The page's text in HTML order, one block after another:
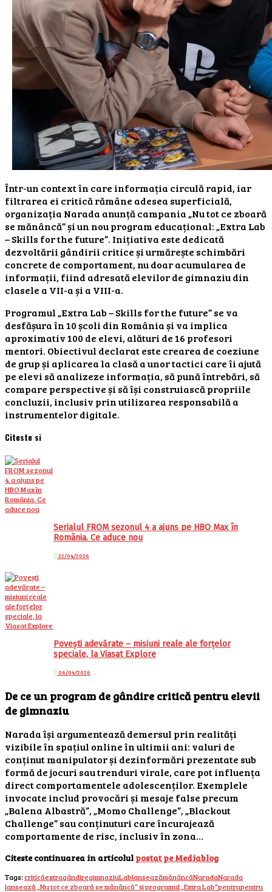
Într-un context în care informația circulă rapid, iar
filtrarea ei critică rămâne adesea superficială,
organizația Narada anunță campania „Nu tot ce zboară
se mănâncă” și un nou program educațional: „Extra Lab
– Skills for the future”. Inițiativa este dedicată
dezvoltării gândirii critice și urmărește schimbări
concrete de comportament, nu doar acumularea de
informații, fiind adresată elevilor de gimnaziu din
clasele a VII-a și a VIII-a.
Programul „Extra Lab – Skills for the future” se va
desfășura în 10 școli din România și va implica
aproximativ 100 de elevi, alături de 16 profesori
mentori. Obiectivul declarat este crearea de coeziune
de grup și aplicarea la clasă a unor tactici care îi ajută
pe elevi să analizeze informația, să pună întrebări, să
compare perspective și să își construiască propriile
concluzii, inclusiv prin utilizarea responsabilă a
instrumentelor digitale.
Citeste si
Serialul FROM sezonul 4 a ajuns pe HBO Max în
România. Ce aduce nou
22/04/2026
Povești adevărate – misiuni reale ale forțelor
speciale, la Viasat Explore
06/04/2026
De ce un program de gândire critică pentru elevii
de gimnaziu
Narada își argumentează demersul prin realități
vizibile în spațiul online în ultimii ani: valuri de
conținut manipulator și dezinformări prezentate sub
formă de jocuri sau trenduri virale, care pot influența
direct comportamentele adolescenților. Exemplele
invocate includ provocări și mesaje false precum
„Balena Albastră”, „Momo Challenge”, „Blackout
Challenge” sau conținuturi care încurajează
comportamente de risc, inclusiv în zona…
Citeste continuarea in articolul postat pe Mediablog
Tags:criticăextragândiregimnaziuLablanseazămănâncăNaradaNarada
lansează „Nu tot ce zboară se mănâncă” și programul „Extra Lab”pentrupentru